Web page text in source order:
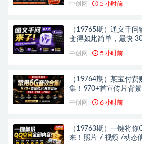
中创网 5 小时前
（19765期）通义千
变得如此简单，最快
中创网 5 小时前
（19764期）某宝付
集！970+首宣传片背
中创网 6 小时前
（19763期）一键将
来！照片 / 视频 /动态